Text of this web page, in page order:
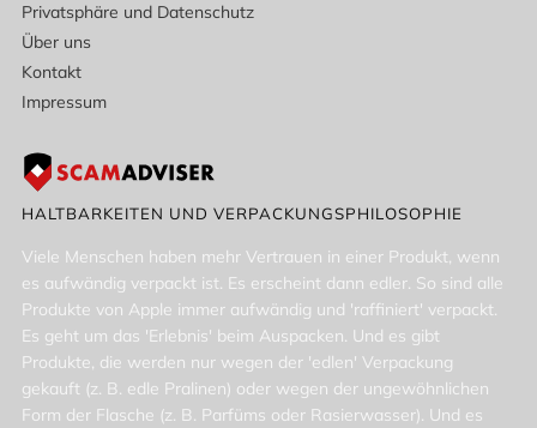
Privatsphäre und Datenschutz
Über uns
Kontakt
Impressum
HALTBARKEITEN UND VERPACKUNGSPHILOSOPHIE
Viele Menschen haben mehr Vertrauen in einer Produkt, wenn
es aufwändig verpackt ist. Es erscheint dann edler. So sind alle
Produkte von Apple immer aufwändig und 'raffiniert' verpackt.
Es geht um das 'Erlebnis' beim Auspacken. Und es gibt
Produkte, die werden nur wegen der 'edlen' Verpackung
gekauft (z. B. edle Pralinen) oder wegen der ungewöhnlichen
Form der Flasche (z. B. Parfüms oder Rasierwasser). Und es